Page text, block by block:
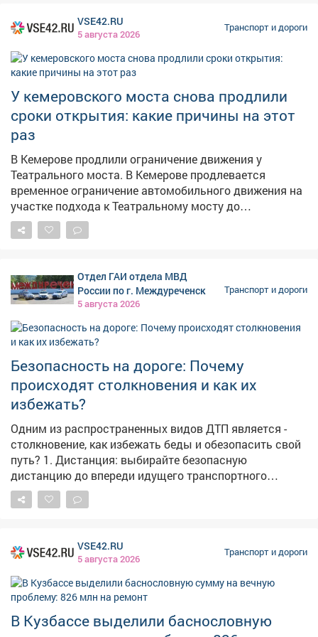
жалобы на отсутствие топлива. Главам поручил
отслеживать каждый сигнал и сообщать о нем для
адресной отработки. В ближайшие дни ждем
увеличение числа бензовозов - это также поможет
повысить долю работающих АЗС. Запас топлива на
уборочную кампанию сформирован. Утвержден
четкий график поставок его полного объема.
VSE42.RU
5 августа 2026
Транспорт и дороги
У кемеровского моста снова продлили
сроки открытия: какие причины на этот
раз
В Кемерове продлили ограничение движения у
Театрального моста. В Кемерове продлевается
временное ограничение автомобильного движения на
участке подхода к Театральному мосту до
перекрёстка с Притомским проспектом-дублёром. Как
сообщает администрация города, корректировка
строящегося музейно-театрального комплекса.
Ограничение будет действовать до 15 августа
внимательными, соблюдать требования дорожных
знаков и заранее выбирать альтернативные
маршруты, чтобы избежать заторов.
Отдел ГАИ отдела МВД
России по г. Междуреченск
5 августа 2026
Транспорт и дороги
Безопасность на дороге: Почему
происходят столкновения и как их
избежать?
Одним из распространенных видов ДТП является -
столкновение, как избежать беды и обезопасить свой
путь? 1. Дистанция: выбирайте безопасную
дистанцию до впереди идущего транспортного
средства. 2. Сигналы светофора: проезд перекрестка
на "желтый" или попытка проскочить на "красный"
поворота заранее, не совершайте резких маневров. 4.
Телефон: управление транспортным средством
требует внимания и сосредоточенности - отвлечение
на телефон создает помехи. 5. Скорость: выигрыш в
пару минут не стоит риска, которому вы подвергаете
себя и окружающих, превышая скорость. Дорога не
VSE42.RU
5 августа 2026
Транспорт и дороги
В Кузбассе выделили баснословную